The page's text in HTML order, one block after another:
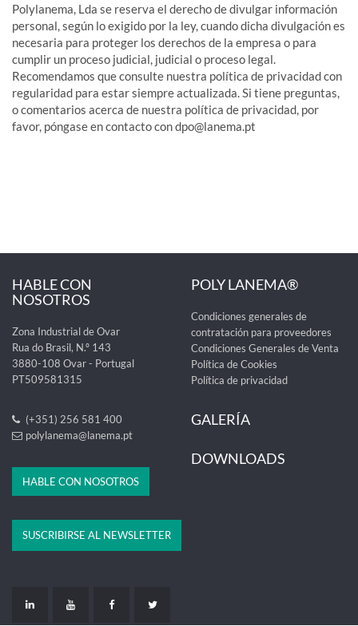
Polylanema, Lda se reserva el derecho de divulgar información
personal, según lo exigido por la ley, cuando dicha divulgación es
necesaria para proteger los derechos de la empresa o para
cumplir un proceso judicial, judicial o proceso legal.
Recomendamos que consulte nuestra política de privacidad con
regularidad para estar siempre actualizada. Si tiene preguntas,
o comentarios acerca de nuestra política de privacidad, por
favor, póngase en contacto con dpo@lanema.pt
HABLE CON
NOSOTROS
Zona Industrial de Ovar
Rua do Brasil, N.º 143
3880-108 Ovar - Portugal
PT509581315
(+351) 256 581 400
polylanema@lanema.pt
HABLE CON NOSOTROS
POLY LANEMA®
Condiciones generales de
contratación para proveedores
Condiciones Generales de Venta
Política de Cookies
Política de privacidad
GALERÍA
DOWNLOADS
SUSCRIBIRSE AL NEWSLETTER